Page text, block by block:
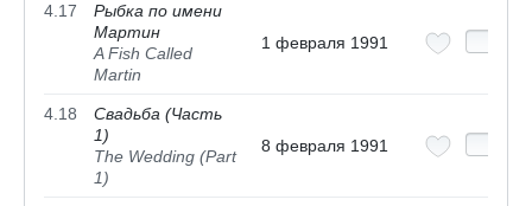
4.17
Рыбка по имени
Мартин
A Fish Called
Martin
1 февраля 1991
4.18
Свадьба (Часть
1)
The Wedding (Part
1)
8 февраля 1991